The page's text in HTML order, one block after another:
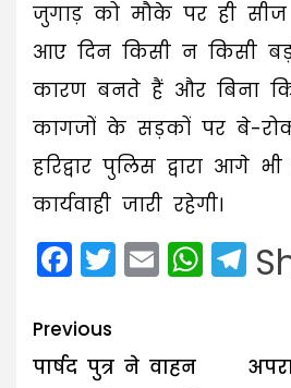
जुगाड़ को मौके पर ही सीज
आए दिन किसी न किसी
कारण बनते हैं और बिना
कागजों के सड़कों पर बे-
हरिद्वार पुलिस द्वारा आगे
कार्यवाही जारी रहेगी।
Facebook
Twitter
Email
Post
navigation
Previous
पार्षद पुत्र ने वाहन